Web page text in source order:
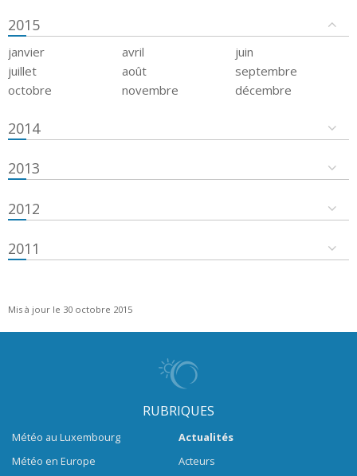
2015
janvier avril
juin
juillet
août
septembre
octobre
novembre décembre
2014
2013
2012
2011
Mis à jour le 30 octobre 2015
RUBRIQUES
Météo au Luxembourg
Météo en Europe
Actualités
Acteurs